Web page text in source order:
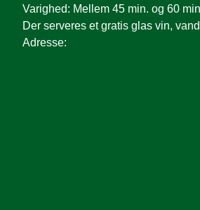
Varighed: Mellem 45 min. og 60
Der serveres et gratis glas vin,
Adresse: